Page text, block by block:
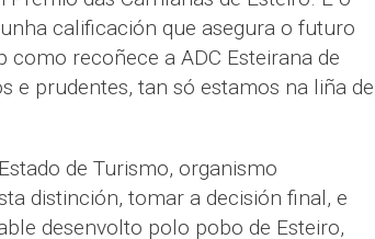
calificación que asegura o futuro
como recoñece a ADC Esteirana de
e prudentes, tan só estamos na liña de
de Turismo, organismo
distinción, tomar a decisión final, e
desenvolto polo pobo de Esteiro,